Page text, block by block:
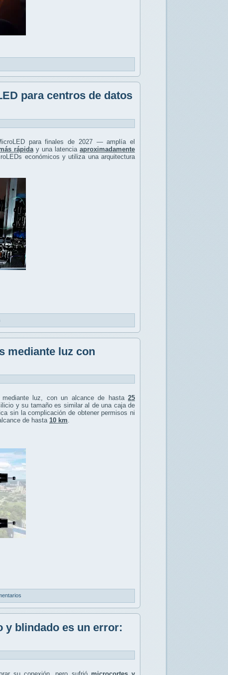
para centros de datos
para finales de 2027 — amplía el
rápiday una latenciaaproximadamente
económicos y utiliza una arquitectura
mediante luz con
luz, con un alcance de hasta25
y su tamaño es similar al de una caja de
sin la complicación de obtener permisos ni
de hasta 10 km
y blindado es un error: